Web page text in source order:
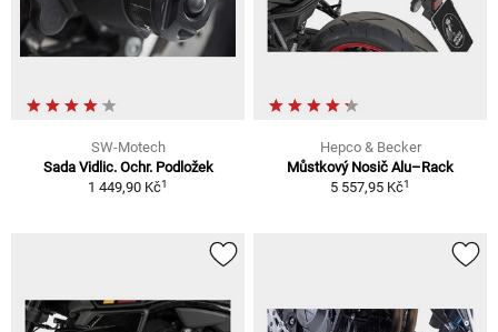
SW-Motech
Sada Vidlic. Ochr. Podložek
1 449,90 Kč1
Hepco & Becker
Můstkový Nosič Alu–Rack
5 557,95 Kč1